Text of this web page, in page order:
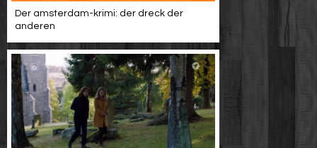
Der amsterdam-krimi: der dreck der
anderen